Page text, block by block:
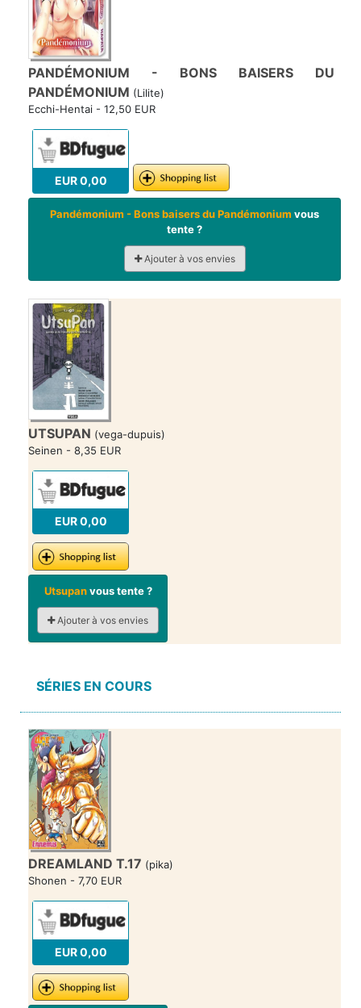
PANDÉMONIUM - BONS BAISERS DU
PANDÉMONIUM (Lilite)
Ecchi-Hentai - 12,50 EUR
EUR 0,00
Pandémonium - Bons baisers du Pandémonium vous
tente ?
Ajouter à vos envies
UTSUPAN (vega-dupuis)
Seinen - 8,35 EUR
EUR 0,00
Utsupanvous tente ?
Ajouter à vos envies
SÉRIES EN COURS
DREAMLAND T.17 (pika)
Shonen - 7,70 EUR
EUR 0,00